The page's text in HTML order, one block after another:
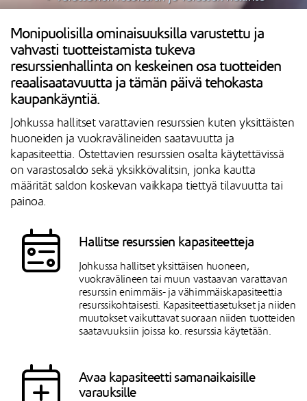
Monipuolisilla ominaisuuksilla varustettu ja
vahvasti tuotteistamista tukeva
resurssienhallinta on keskeinen osa tuotteiden
reaalisaatavuutta ja tämän päivä tehokasta
kaupankäyntiä.
Johkussa hallitset varattavien resurssien kuten yksittäisten
huoneiden ja vuokravälineiden saatavuutta ja
kapasiteettia. Ostettavien resurssien osalta käytettävissä
on varastosaldo sekä yksikkövalitsin, jonka kautta
määrität saldon koskevan vaikkapa tiettyä tilavuutta tai
painoa.
Hallitse resurssien kapasiteetteja
Johkussa hallitset yksittäisen huoneen,
vuokravälineen tai muun vastaavan varattavan
resurssin enimmäis- ja vähimmäiskapasiteettia
resurssikohtaisesti. Kapasiteettiasetukset ja niiden
muutokset vaikuttavat suoraan niiden tuotteiden
saatavuuksiin joissa ko. resurssia käytetään.
Avaa kapasiteetti samanaikaisille
varauksille